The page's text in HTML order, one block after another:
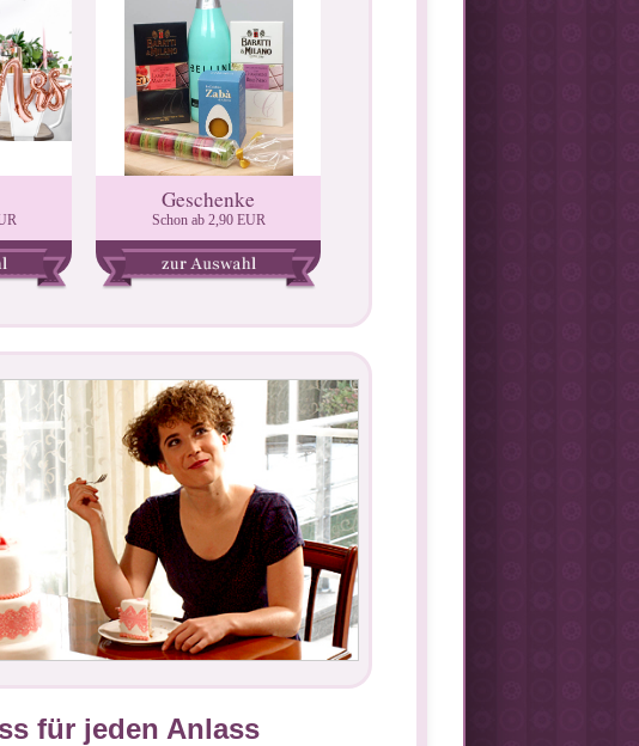
Geschenke
Schon ab 2,90 EUR
für jeden Anlass